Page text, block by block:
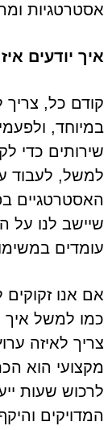
אסטרטגיות
איך יודעים
קודם כל, צריך
במיוחד,
שירותים כדי
למשל, לעבוד
האסטרטגיים
שיישב לנו על
עומדים
אם אנו
כמו למשל איך
צריך לאיזה
מקצועי הוא
לרכוש שעות
המדויקים